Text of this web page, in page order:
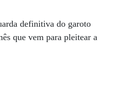
definitiva do garoto
que vem para pleitear a